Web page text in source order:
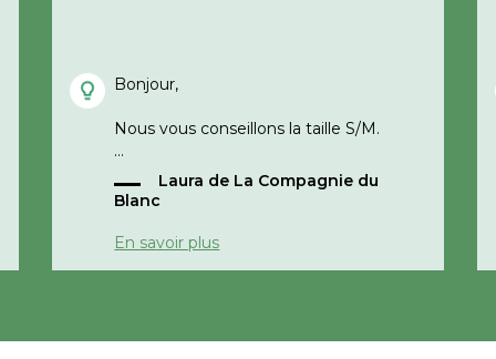
Bonjour,
Nous vous conseillons la taille S/M.
Cordialement,
Laura de La Compagnie du
Blanc
En savoir plus